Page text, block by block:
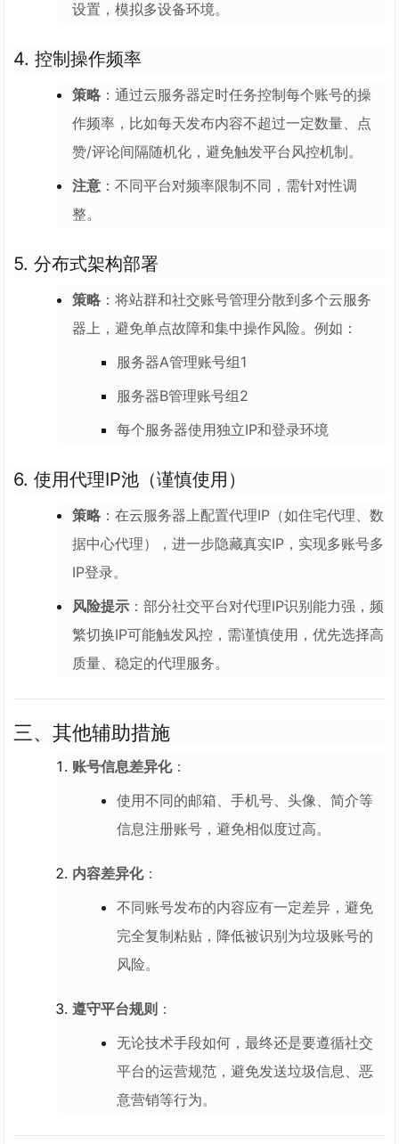
设置，模拟多设备环境。
4.控制操作频率
策略 ：通过云服务器定时任务控制每个账号的操
作频率，比如每天发布内容不超过一定数量、点
赞/评论间隔随机化，避免触发平台风控机制。
注意 ：不同平台对频率限制不同，需针对性调
整。
5.分布式架构部署
策略 ：将站群和社交账号管理分散到多个云服务
器上，避免单点故障和集中操作风险。例如：
服务器A管理账号组1
服务器B管理账号组2
每个服务器使用独立IP和登录环境
6.使用代理IP池（谨慎使用）
策略 ：在云服务器上配置代理IP（如住宅代理、数
据中心代理），进一步隐藏真实IP，实现多账号多
IP登录。
风险提示 ：部分社交平台对代理IP识别能力强，频
繁切换IP可能触发风控，需谨慎使用，优先选择高
质量、稳定的代理服务。
三、其他辅助措施
账号信息差异化：
使用不同的邮箱、手机号、头像、简介等
信息注册账号，避免相似度过高。
内容差异化：
不同账号发布的内容应有一定差异，避免
完全复制粘贴，降低被识别为垃圾账号的
风险。
遵守平台规则 ：
无论技术手段如何，最终还是要遵循社交
平台的运营规范，避免发送垃圾信息、恶
意营销等行为。